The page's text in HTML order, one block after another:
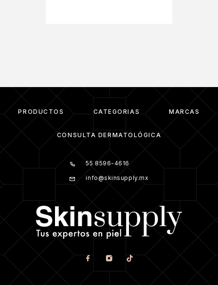
PRODUCTOS CATEGORIAS MARCAS
CONSULTA DERMATOLÓGICA
55 8596-4616
info@skinsupply.mx